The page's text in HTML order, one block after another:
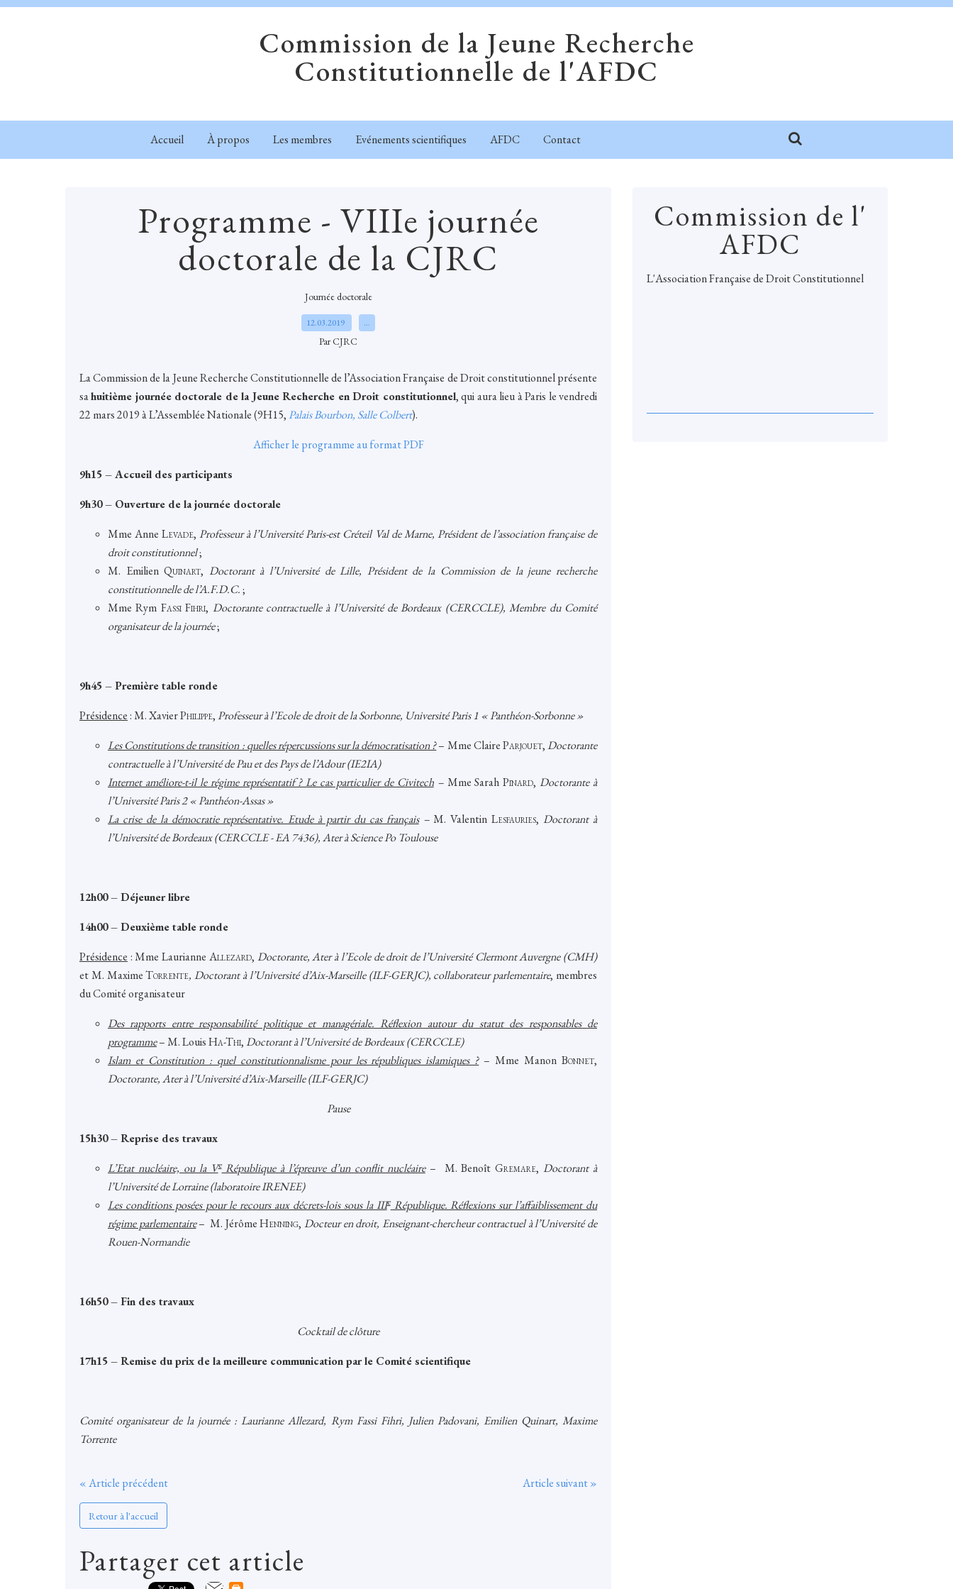
Commission de la Jeune Recherche
Constitutionnelle de l'AFDC
Accueil À propos Les membres Evénements scientifiques AFDC Contact
Programme - VIIIe journée
doctorale de la CJRC
Journée doctorale
12.03.2019 …
Par CJRC
La Commission de la Jeune Recherche Constitutionnelle de l’Association Française de Droit constitutionnel présente
sahuitième journée doctorale de la Jeune Recherche en Droit constitutionnel, qui aura lieu à Paris le vendredi
22 mars 2019 à L’Assemblée Nationale (9H15,Palais Bourbon, Salle Colbert).
Afficher le programme au format PDF
9h15 – Accueil des participants
9h30 – Ouverture de la journée doctorale
Mme AnneLevade,Professeur à l’Université Paris-est Créteil Val de Marne, Président de l’association française de
droit constitutionnel;
M. Emilien Quinart, Doctorant à l’Université de Lille, Président de la Commission de la jeune recherche
constitutionnelle de l’A.F.D.C.;
Mme Rym Fassi Fihri, Doctorante contractuelle à l’Université de Bordeaux (CERCCLE), Membre du Comité
organisateur de la journée;
9h45 – Première table ronde
Présidence: M. XavierPhilippe,Professeur à l’Ecole de droit de la Sorbonne, Université Paris 1 « Panthéon-Sorbonne »
Les Constitutions de transition : quelles répercussions sur la démocratisation ?– Mme ClaireParjouet,Doctorante
contractuelle à l’Université de Pau et des Pays de l’Adour (IE2IA)
Internet améliore-t-il le régime représentatif ? Le cas particulier de Civitech– Mme SarahPinard,Doctorante à
l’Université Paris 2 « Panthéon-Assas »
La crise de la démocratie représentative. Etude à partir du cas français–M. Valentin Lesfauries,Doctorant à
l’Université de Bordeaux (CERCCLE - EA 7436), Ater à Science Po Toulouse
12h00 – Déjeuner libre
14h00 – Deuxième table ronde
Présidence : Mme Laurianne Allezard, Doctorante, Ater à l’Ecole de droit de l’Université Clermont Auvergne (CMH)
et M. Maxime Torrente, Doctorant à l’Université d’Aix-Marseille (ILF-GERJC), collaborateur parlementaire, membres
du Comité organisateur
Des rapports entre responsabilité politique et managériale. Réflexion autour du statut des responsables de
programme–M. Louis Ha-Thi,Doctorant à l’Université de Bordeaux (CERCCLE)
Islam et Constitution : quel constitutionnalisme pour les républiques islamiques ?–Mme ManonBonnet,
Doctorante, Ater à l’Université d’Aix-Marseille (ILF-GERJC)
Pause
15h30 – Reprise des travaux
L’Etat nucléaire, ou la VeRépublique à l’épreuve d’un conflit nucléaire – M. BenoîtGremare,Doctorant à
l’Université de Lorraine (laboratoire IRENEE)
Les conditions posées pour le recours aux décrets-lois sous la IIIeRépublique. Réflexions sur l’affaiblissement du
régime parlementaire – M. JérômeHenning,Docteur en droit, Enseignant-chercheur contractuel à l’Université de
Rouen-Normandie
16h50 – Fin des travaux
Cocktail de clôture
17h15 – Remise du prix de la meilleure communication par le Comité scientifique
Comité organisateur de la journée : Laurianne Allezard, Rym Fassi Fihri, Julien Padovani, Emilien Quinart, Maxime
Torrente
« Article précédent Article suivant »
Retour à l'accueil
Partager cet article
Commission de l'
AFDC
L'Association Française de Droit Constitutionnel